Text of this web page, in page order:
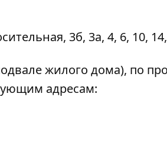
3б, 3а, 4, 6, 10,
жилого дома), по
адресам: